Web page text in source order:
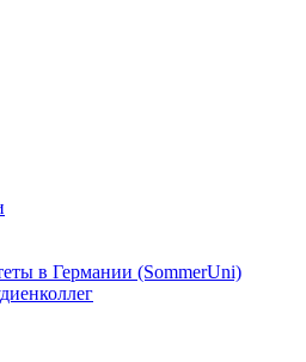
в Германии (SommerUni)